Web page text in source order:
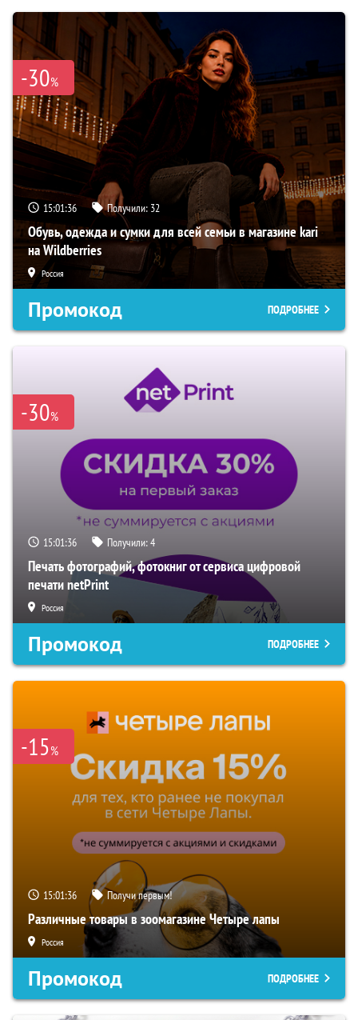
-30%
15:01:35 Получили: 32
Обувь, одежда и сумки для всей семьи в магазине kari
на Wildberries
Россия
Промокод ПОДРОБНЕЕ
-30%
15:01:35 Получили:4
Печать фотографий, фотокниг от сервиса цифровой
печати netPrint
Россия
Промокод ПОДРОБНЕЕ
-15%
15:01:35 Получи первым!
Различные товары в зоомагазине Четыре лапы
Россия
Промокод ПОДРОБНЕЕ